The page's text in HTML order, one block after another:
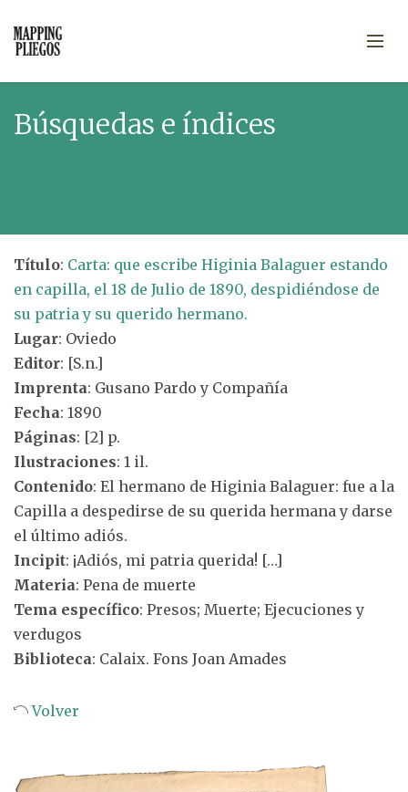
Búsquedas e índices
Título: Carta: que escribe Higinia Balaguer estando
en capilla, el 18 de Julio de 1890, despidiéndose de
su patria y su querido hermano.
Lugar: Oviedo
Editor: [S.n.]
Imprenta: Gusano Pardo y Compañía
Fecha: 1890
Páginas: [2] p.
Ilustraciones: 1 il.
Contenido: El hermano de Higinia Balaguer: fue a la
Capilla a despedirse de su querida hermana y darse
el último adiós.
Incipit: ¡Adiós, mi patria querida! […]
Materia: Pena de muerte
Tema específico: Presos; Muerte; Ejecuciones y
verdugos
Biblioteca: Calaix. Fons Joan Amades
Volver